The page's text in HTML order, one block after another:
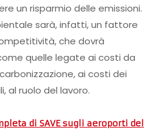
un risparmio delle emissioni.
sarà, infatti, un fattore
che dovrà
quelle legate ai costi da
ai costi dei
al ruolo del lavoro.
di SAVE sugli aeroporti del